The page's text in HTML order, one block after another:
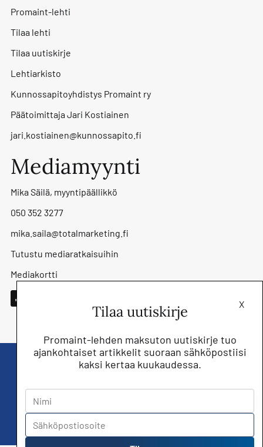
Promaint-lehti
Tilaa lehti
Tilaa uutiskirje
Lehtiarkisto
Kunnossapitoyhdistys Promaint ry
Päätoimittaja Jari Kostiainen
jari.kostiainen@kunnossapito.fi
Mediamyynti
Mika Säilä, myyntipäällikkö
050 352 3277
mika.saila@totalmarketing.fi
Tutustu mediaratkaisuihin
Mediakortti
jäsenetujen lisäksi!
X
Tilaa uutiskirje
Promaint-lehden maksuton uutiskirje tuo
ajankohtaiset artikkelit suoraan sähköpostiisi
kaksi kertaa kuukaudessa.